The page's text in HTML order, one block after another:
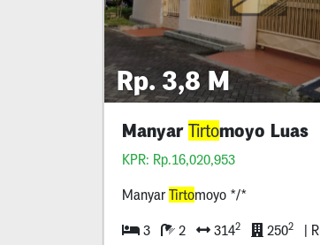
Rp. 3,8 M
Manyar Tirtomoyo Luas
KPR: Rp.16,020,953
ManyarTirtomoyo */*
3 2 3142 2502 |